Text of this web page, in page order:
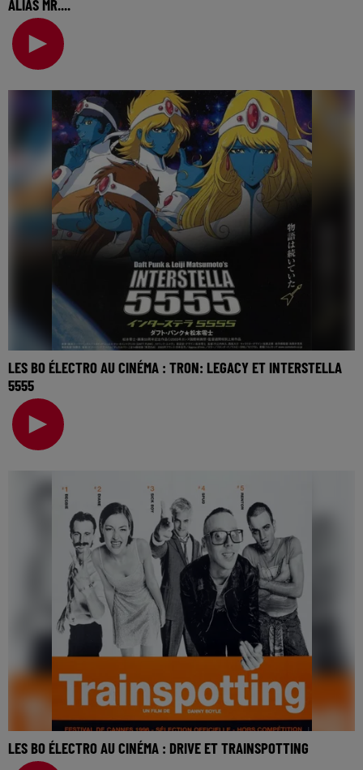
ALIAS MR....
La music story du jour c’est celle des BO électro au
cinéma… Une semaine à parler des musiques élect
LES BO ÉLECTRO AU CINÉMA : TRON: LEGACY ET INTERSTELLA
5555
La music story du jour c’est celle des BO électro au
cinéma… Puisqu’on parle de cinéma cette semaine
LES BO ÉLECTRO AU CINÉMA : DRIVE ET TRAINSPOTTING
La music story du jour c’est celle des BO électro au